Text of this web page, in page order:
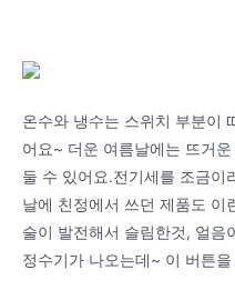
온수와 냉수는 스위치 부분이
어요~ 더운 여름날에는 뜨거
둘 수 있어요.전기세를 조금이
날에 친정에서 쓰던 제품도 이
술이 발전해서 슬림한것, 얼음
정수기가 나오는데~ 이 버튼